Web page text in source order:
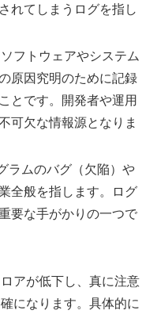
れてしまうログを指し
ソフトウェアやシステム
原因究明のために記録
とです。開発者や運用
可欠な情報源となりま
ラムのバグ（欠陥）や
全般を指します。ログ
要な手がかりの一つで
アが低下し、真に注意
になります。具体的に